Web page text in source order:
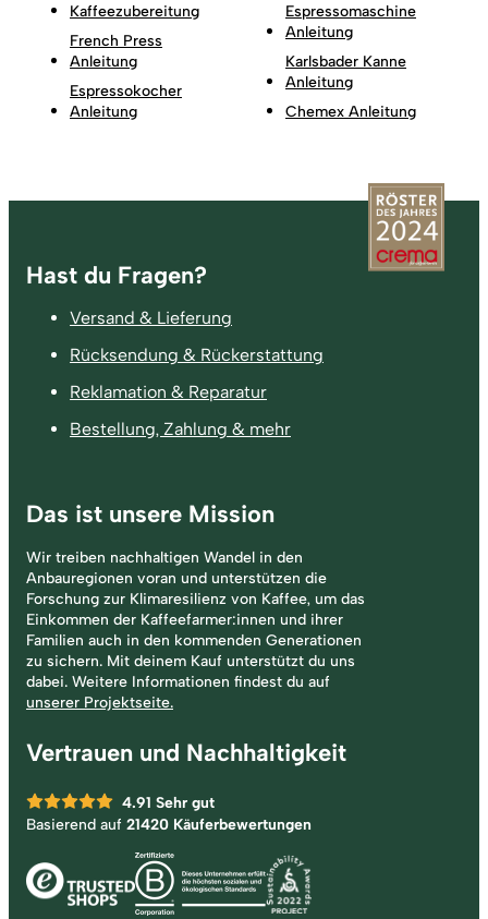
Kaffeezubereitung
French Press
Anleitung
Espressokocher
Anleitung
Espressomaschine
Anleitung
Karlsbader Kanne
Anleitung
Chemex Anleitung
Fußzeile
Hast du Fragen?
Versand & Lieferung
Rücksendung & Rückerstattung
Reklamation & Reparatur
Bestellung, Zahlung & mehr
Das ist unsere Mission
Wir treiben nachhaltigen Wandel in den
Anbauregionen voran und unterstützen die
Forschung zur Klimaresilienz von Kaffee, um das
Einkommen der Kaffeefarmer:innen und ihrer
Familien auch in den kommenden Generationen
zu sichern. Mit deinem Kauf unterstützt du uns
dabei. Weitere Informationen findest du auf
unserer Projektseite.
Vertrauen und Nachhaltigkeit
4.91 Sehr gut
Basierend auf 21420 Käuferbewertungen